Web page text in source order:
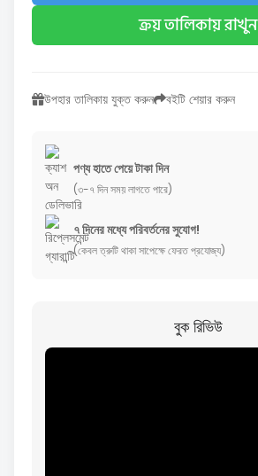
ক্রয় তালিকায় রাখুন
উপহার তালিকায় যুক্ত করুন বইটি শেয়ার করুন
পণ্য হাতে পেয়ে টাকা দিন
(৩-৭ দিন সময় লাগতে পারে)
৭ দিনের মধ্যে পরিবর্তনের সুযোগ!
(কেবল ত্রুটি থাকা সাপেক্ষে ফেরত প্রযোজ্য)
বুক রিভিউ